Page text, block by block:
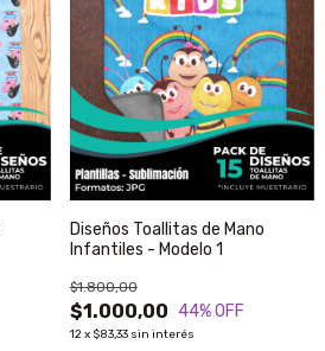
Diseños Toallitas de Mano
Infantiles - Modelo 1
$1.000,00
$1.800,00
44% OFF
12x $83,33 sin interés